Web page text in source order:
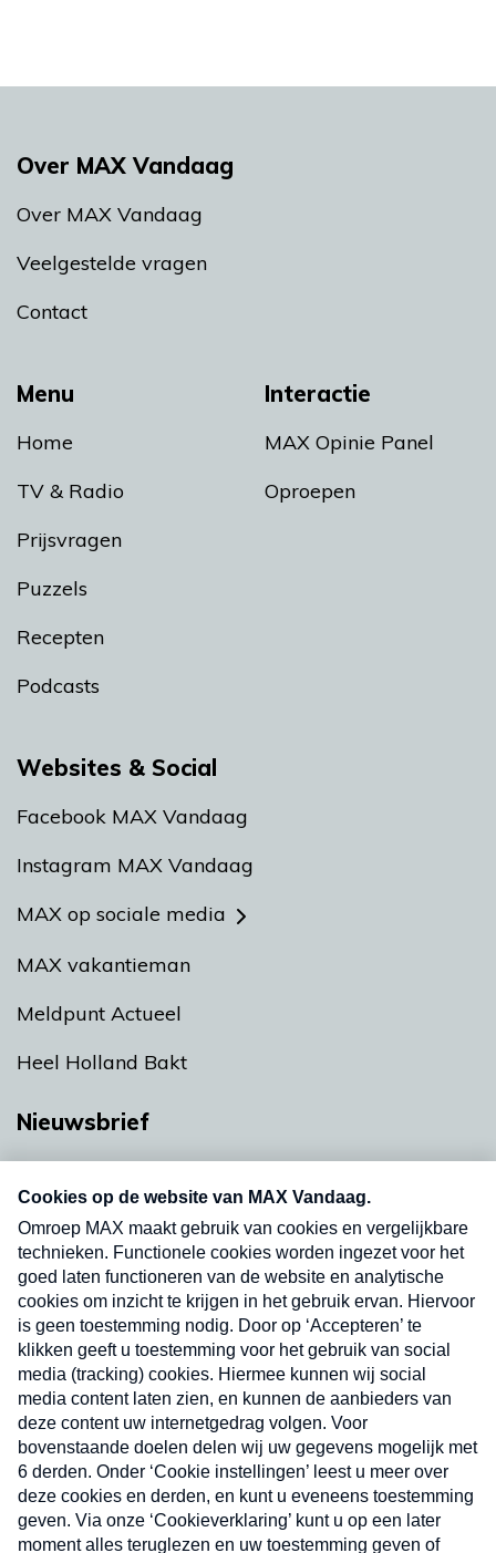
Menu
Home
TV & Radio
Prijsvragen
Puzzels
Recepten
Podcasts
Interactie
MAX Opinie Panel
Oproepen
Over MAX Vandaag
Over MAX Vandaag
Veelgestelde vragen
Contact
Websites & Social
Facebook MAX Vandaag
Instagram MAX Vandaag
MAX op sociale media
MAX vakantieman
Meldpunt Actueel
Heel Holland Bakt
Nieuwsbrief
nieuwsbrief. Elke vrijdag- en dinsdagochtend in
uw mailbox.
Verzend
Nieuwsbrief
Neem hier een gratis abonnement op onze